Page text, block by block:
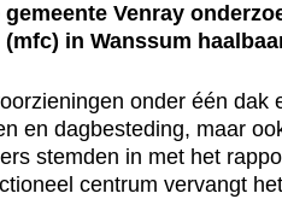
gemeente Venray
in Wanssum
onder één
en dagbesteding, maar
stemden in met het
centrum vervangt